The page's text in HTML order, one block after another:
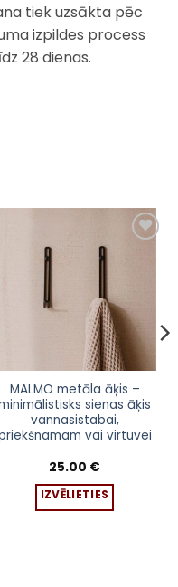
tiek uzsākta pēc
izpildes process
28 dienas.
Pievienot
sarakstam
MALMO metāla āķis –
sienas āķis
vannasistabai,
vai virtuvei
25.00 €
IZVĒLIETIES
This
has